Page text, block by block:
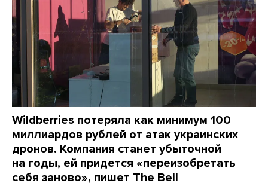
Wildberries потеряла как минимум 100
миллиардов рублей от атак украинских
дронов. Компания станет убыточной
на годы, ей придется «переизобретать
себя заново», пишет The Bell